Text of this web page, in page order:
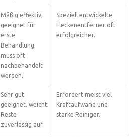
Mäßig effektiv,
geeignet für
erste
Behandlung,
muss oft
nachbehandelt
werden.
Speziell entwickelte
Fleckenentferner oft
erfolgreicher.
Sehr gut
geeignet, weicht
Reste
zuverlässig auf.
Erfordert meist viel
Kraftaufwand und
starke Reiniger.